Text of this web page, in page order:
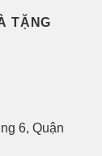
TẶNG
6, Quận